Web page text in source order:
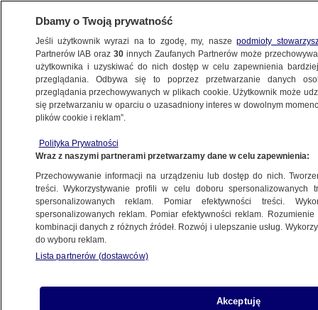
METEO
NAJNOWSZE
11.07.2011, 13:50
Udostępnij
Dbamy o Twoją prywatność
Jeśli użytkownik wyrazi na to zgodę, my, naszepodmioty
Partnerów IAB oraz30 innych Zaufanych Partnerów może
użytkownika i uzyskiwać do nich dostęp w celu zapewnienia
przeglądania. Odbywa się to poprzez przetwarzanie danych
przeglądania przechowywanych w plikach cookie. Użytkownik może
się przetwarzaniu w oparciu o uzasadniony interes w dowolnym
plików cookie i reklam”.
Polityka Prywatności
Wraz z naszymi partnerami przetwarzamy dane w celu zapewnienia:
Przechowywanie informacji na urządzeniu lub dostęp do nich.
treści. Wykorzystywanie profili w celu doboru spersonalizowanych
spersonalizowanych reklam. Pomiar efektywności treści.
spersonalizowanych reklam. Pomiar efektywności reklam.
kombinacji danych z różnych źródeł. Rozwój i ulepszanie usług.
do wyboru reklam.
Lista partnerów (dostawców)
Akceptuję